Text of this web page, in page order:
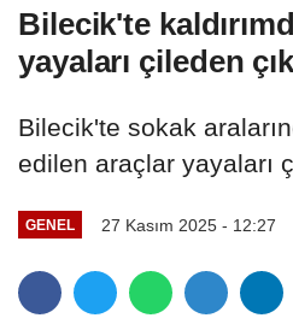
Bilecik'te
yayaları çileden
Bilecik'te sokak
edilen araçlar yayaları
GENEL 27 Kasım 2025 - 12:27